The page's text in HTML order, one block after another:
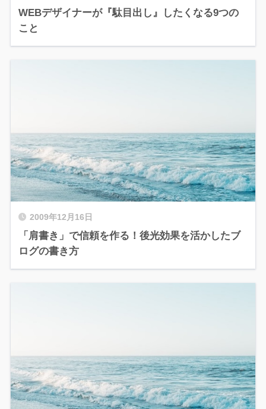
WEBデザイナーが『駄目出し』したくなる9つの
こと
2009年12月16日
「肩書き」で信頼を作る！後光効果を活かしたブ
ログの書き方